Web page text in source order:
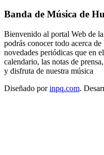
Banda de Música de
Bienvenido al portal Web de
podrás conocer todo acerca
novedades periódicas que en
calendario, las notas de
y disfruta de nuestra música
Diseñado porinpq.com.